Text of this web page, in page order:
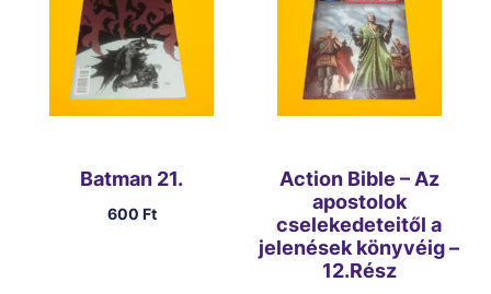
Batman 21.
600 Ft
Action Bible – Az
apostolok
cselekedeteitől a
jelenések könyvéig –
12.Rész